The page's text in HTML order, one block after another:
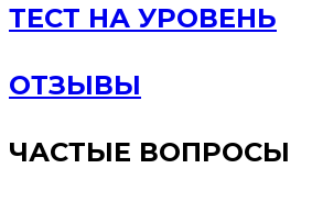
ТЕСТ НА УРОВЕНЬ
ОТЗЫВЫ
ЧАСТЫЕ ВОПРОСЫ